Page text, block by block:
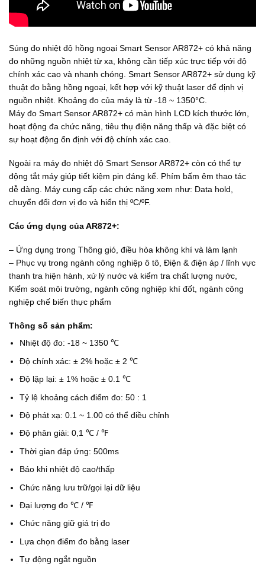
Súng đo nhiệt độ hồng ngoại Smart Sensor AR872+ có khả năng
đo những nguồn nhiệt từ xa, không cần tiếp xúc trực tiếp với độ
chính xác cao và nhanh chóng. Smart Sensor AR872+ sử dụng kỹ
thuật đo bằng hồng ngoại, kết hợp với kỹ thuật laser để định vị
nguồn nhiệt. Khoảng đo của máy là từ -18 ~ 1350°C.
Máy đo Smart Sensor AR872+ có màn hình LCD kích thước lớn,
hoạt động đa chức năng, tiêu thụ điện năng thấp và đặc biệt có
sự hoạt động ổn định với độ chính xác cao.
Ngoài ra máy đo nhiệt độ Smart Sensor AR872+ còn có thể tự
động tắt máy giúp tiết kiệm pin đáng kể. Phím bấm êm thao tác
dễ dàng. Máy cung cấp các chức năng xem như: Data hold,
chuyển đổi đơn vị đo và hiển thị ºC/ºF.
Các ứng dụng của AR872+:
– Ứng dụng trong Thông gió, điều hòa không khí và làm lạnh
– Phục vụ trong ngành công nghiệp ô tô, Điện & điện áp / lĩnh vực
thanh tra hiện hành, xử lý nước và kiểm tra chất lượng nước,
Kiểm soát môi trường, ngành công nghiệp khí đốt, ngành công
nghiệp chế biến thực phẩm
Thông số sản phẩm:
Nhiệt độ đo: -18 ~ 1350 ℃
Độ chính xác: ± 2% hoặc ± 2 ℃
Độ lặp lại: ± 1% hoặc ± 0.1 ℃
Tỷ lệ khoảng cách điểm đo: 50 : 1
Độ phát xạ: 0.1 ~ 1.00 có thể điều chỉnh
Độ phân giải: 0,1 ℃ / ℉
Thời gian đáp ứng: 500ms
Báo khi nhiệt độ cao/thấp
Chức năng lưu trữ/gọi lại dữ liệu
Đại lượng đo ℃ / ℉
Chức năng giữ giá trị đo
Lựa chọn điểm đo bằng laser
Tự động ngắt nguồn